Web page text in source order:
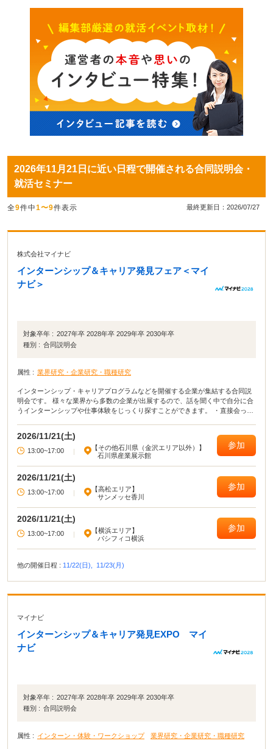
2026年11月21日に近い日程で開催される合同説明会・
就活セミナー
全9件中1〜9件表示 最終更新日：2026/07/27
株式会社マイナビ
インターンシップ＆キャリア発見フェア＜マイ
ナビ＞
対象卒年 : 2027年卒 2028年卒 2029年卒 2030年卒
種別 : 合同説明会
属性 : 業界研究・企業研究・職種研究
インターンシップ・キャリアプログラムなどを開催する企業が集結する合同説
明会です。 様々な業界から多数の企業が出展するので、話を聞く中で自分に合
うインターンシップや仕事体験をじっくり探すことができます。 ・直接会って
できる！ ・周囲の学生の雰囲気が分かり意識が高まる！
2026/11/21(土)
13:00~17:00
【その他石川県（金沢エリア以外）】
石川県産業展示館
参加
2026/11/21(土)
13:00~17:00
【高松エリア】
サンメッセ香川
参加
2026/11/21(土)
13:00~17:00
【横浜エリア】
パシフィコ横浜
参加
他の開催日程 : 11/22(日), 11/23(月)
マイナビ
インターンシップ＆キャリア発見EXPO マイ
ナビ
対象卒年 : 2027年卒 2028年卒 2029年卒 2030年卒
種別 : 合同説明会
属性 : インターン・体験・ワークショップ 業界研究・企業研究・職種研究